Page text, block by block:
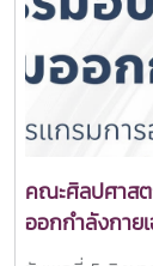
students
theme
Global
appreciation
universities
and
goes to our
participants,
success of
คณะศิลปศาส
ออกกำลังกาย